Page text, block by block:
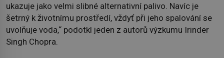
ukazuje jako velmi slibné alternativní palivo. Navíc je
šetrný k životnímu prostředí, vždyť při jeho spalování se
uvolňuje voda,“ podotkl jeden z autorů výzkumu Irinder
Singh Chopra.